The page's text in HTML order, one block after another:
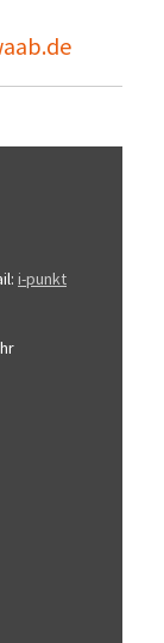
i-punkt